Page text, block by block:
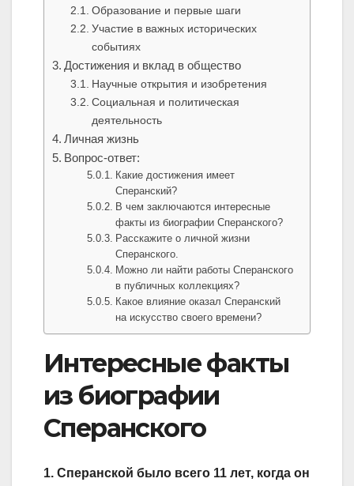
Образование и первые шаги
Участие в важных исторических
событиях
Достижения и вклад в общество
Научные открытия и изобретения
Социальная и политическая
деятельность
Личная жизнь
Вопрос-ответ:
Какие достижения имеет
Сперанский?
В чем заключаются интересные
факты из биографии Сперанского?
Расскажите о личной жизни
Сперанского.
Можно ли найти работы Сперанского
в публичных коллекциях?
Какое влияние оказал Сперанский
на искусство своего времени?
Интересные факты
из биографии
Сперанского
1. Сперанской было всего 11 лет, когда он